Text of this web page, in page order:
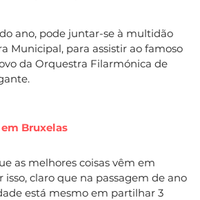
ano, pode juntar-se à multidão
Municipal, para assistir ao famoso
da Orquestra Filarmónica de
Bruxelas
as melhores coisas vêm em
isso, claro que na passagem de ano
está mesmo em partilhar 3